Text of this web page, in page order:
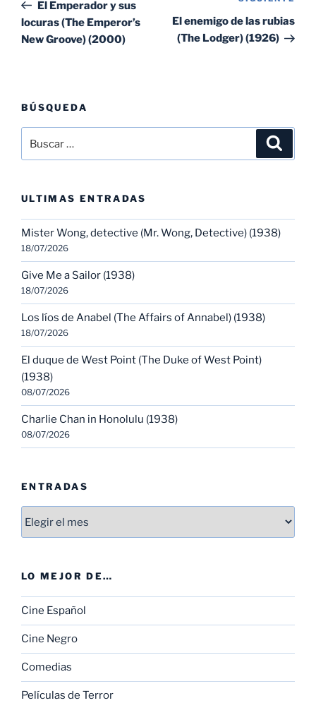
entradas
El Emperador y sus
locuras (The Emperor’s
New Groove) (2000)
El enemigo de las rubias
(The Lodger) (1926)
BÚSQUEDA
por:
ULTIMAS ENTRADAS
Mister Wong, detective (Mr. Wong, Detective) (1938)
18/07/2026
Give Me a Sailor (1938)
18/07/2026
Los líos de Anabel (The Affairs of Annabel) (1938)
18/07/2026
El duque de West Point (The Duke of West Point)
(1938)
08/07/2026
Charlie Chan in Honolulu (1938)
08/07/2026
ENTRADAS
LO MEJOR DE…
Cine Español
Cine Negro
Comedias
Películas de Terror